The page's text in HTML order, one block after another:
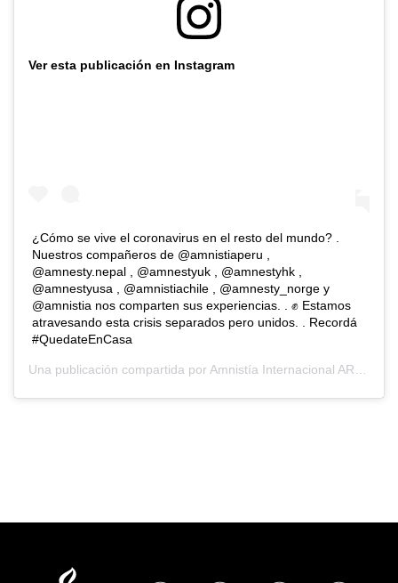
Ver esta publicación en Instagram
¿Cómo se vive el coronavirus en el resto del mundo? .
Nuestros compañeros de @amnistiaperu ,
@amnesty.nepal , @amnestyuk , @amnestyhk ,
@amnestyusa , @amnistiachile , @amnesty_norge y
@amnistia nos comparten sus experiencias. . ✊ Estamos
atravesando esta crisis separados pero unidos. . Recordá
#QuedateEnCasa
Una publicación compartida por Amnistía Internacional AR